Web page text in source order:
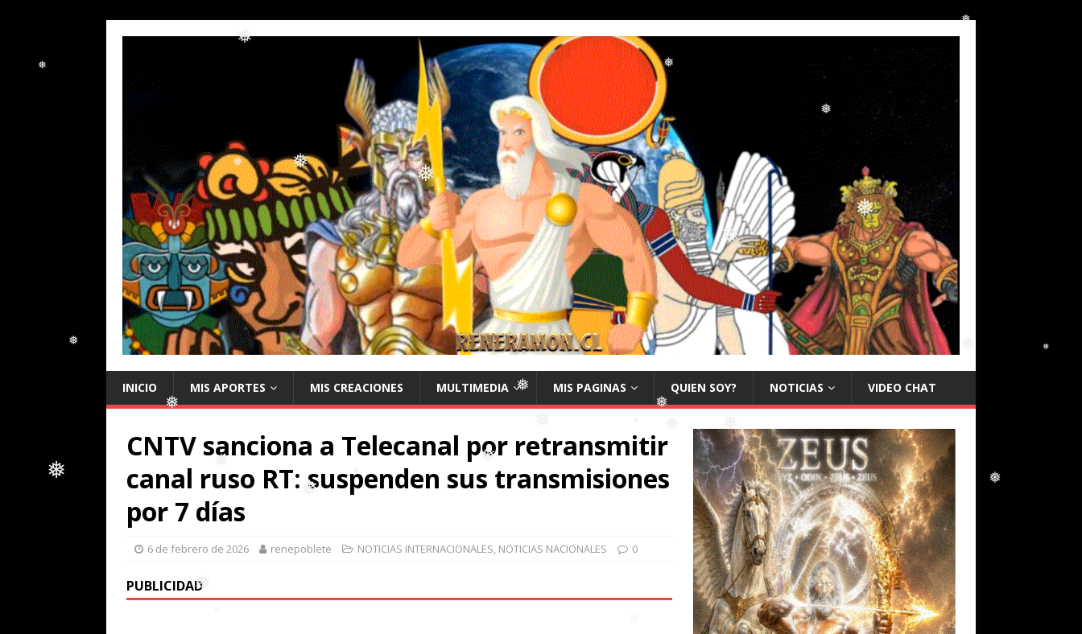
❅
❅
❅
❅ ❅
❅
❅ ❅
❅
❅
❅
❅
❅
❅
❅
INICIO MIS APORTES MIS CREACIONES MULTIMEDIA MIS PAGINAS QUIEN SOY? NOTICIAS VIDEO CHAT
CNTV sanciona a Telecanal por retransmitir
canal ruso RT: suspenden sus transmisiones
por 7 días
6 de febrero de 2026 renepoblete NOTICIAS INTERNACIONALES, NOTICIAS NACIONALES 0
PUBLICIDAD